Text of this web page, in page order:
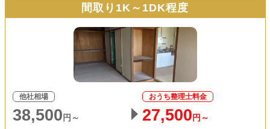
間取り1K～1DK程度
他社相場
38,500 円～
おうち整理士料金
27,500 円～